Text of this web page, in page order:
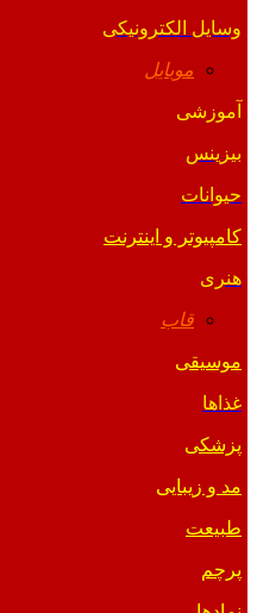
وسایل الکترونیکی
موبایل
آموزشی
بیزینس
حیوانات
کامپیوتر و اینترنت
هنری
قاب
موسیقی
غذاها
پزشکی
مد و زیبایی
طبیعت
پرچم